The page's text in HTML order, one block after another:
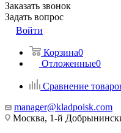
Заказать звонок
Задать вопрос
Войти
Корзина0
Отложенные0
Сравнение
manager@kladpoisk.com
Москва, 1-й